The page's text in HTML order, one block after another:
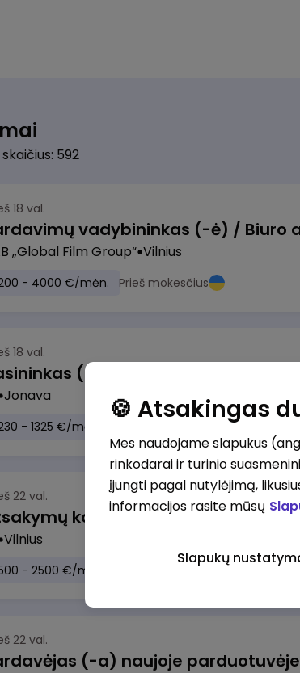
592
18 val.
„Global Film Group“ Vilnius
- 4000 €/mėn. Prieš mokesčius
18 val.
Jonava
- 1325 €/mėn.
22 val.
Vilnius
- 2500 €/mėn. Prieš mokesčius
22 val.
🍪 Atsakingas
Mes naudojame slapukus
rinkodarai ir turinio
įjungti pagal nutylėjimą,
informacijos rasite mūsų
Slapukų